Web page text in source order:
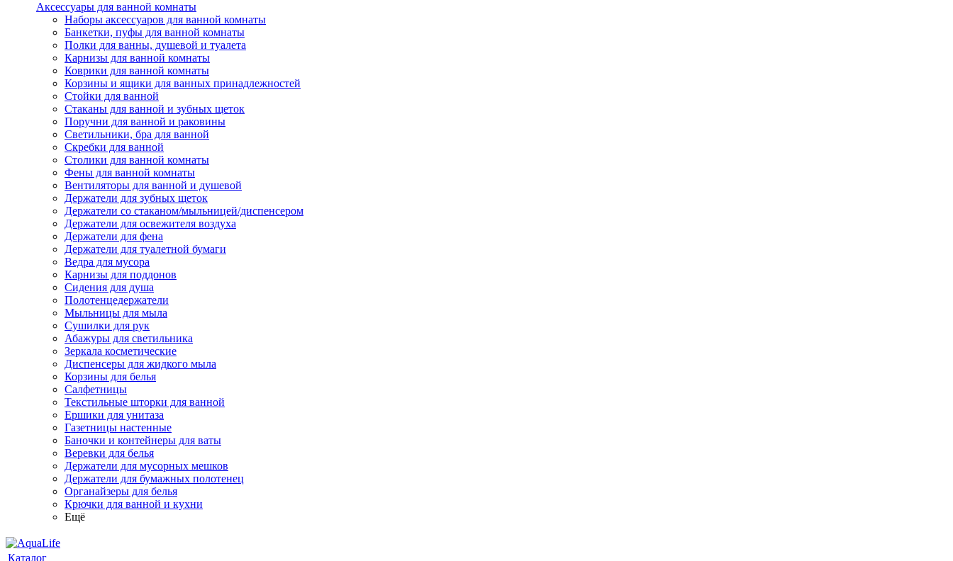
Аксессуары для ванной комнаты
Наборы аксессуаров для ванной комнаты
Банкетки, пуфы для ванной комнаты
Полки для ванны, душевой и туалета
Карнизы для ванной комнаты
Коврики для ванной комнаты
Корзины и ящики для ванных принадлежностей
Стойки для ванной
Стаканы для ванной и зубных щеток
Поручни для ванной и раковины
Светильники, бра для ванной
Скребки для ванной
Столики для ванной комнаты
Фены для ванной комнаты
Вентиляторы для ванной и душевой
Держатели для зубных щеток
Держатели со стаканом/мыльницей/диспенсером
Держатели для освежителя воздуха
Держатели для фена
Держатели для туалетной бумаги
Ведра для мусора
Карнизы для поддонов
Сидения для душа
Полотенцедержатели
Мыльницы для мыла
Сушилки для рук
Абажуры для светильника
Зеркала косметические
Диспенсеры для жидкого мыла
Корзины для белья
Салфетницы
Текстильные шторки для ванной
Ершики для унитаза
Газетницы настенные
Баночки и контейнеры для ваты
Веревки для белья
Держатели для мусорных мешков
Держатели для бумажных полотенец
Органайзеры для белья
Крючки для ванной и кухни
Ещё
Каталог